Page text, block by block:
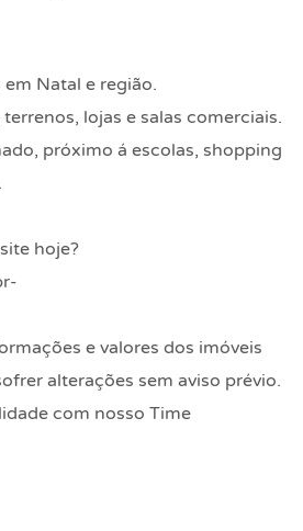
Natal e região.
lojas e salas comerciais.
próximo á escolas, shopping
hoje?
e valores dos imóveis
alterações sem aviso prévio.
com nosso Time